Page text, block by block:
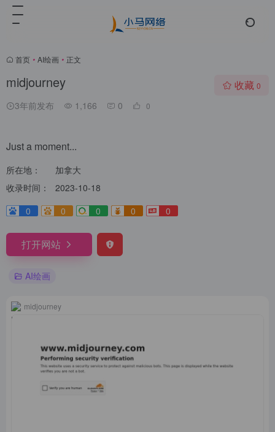
首页 • AI绘画 • 正文
midjourney
3年前发布 1,166 0 0
收藏 0
Just a moment...
所在地：
加拿大
收录时间：
2023-10-18
0
0 0 0 0
打开网站
AI绘画
midjourney